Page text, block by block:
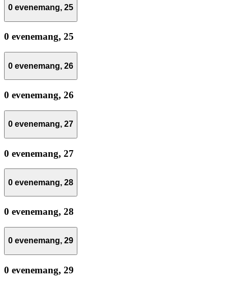
0 evenemang, 25
0 evenemang, 25
0 evenemang, 26
0 evenemang, 26
0 evenemang, 27
0 evenemang, 27
0 evenemang, 28
0 evenemang, 28
0 evenemang, 29
0 evenemang, 29